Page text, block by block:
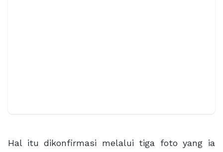
Hal itu dikonfirmasi melalui tiga foto yang ia